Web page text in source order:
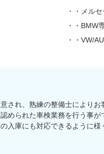
・・メル
・・
・・VW/
され、熟練の整備士により
められた車検業務を行う事が
入庫にも対応できるように様